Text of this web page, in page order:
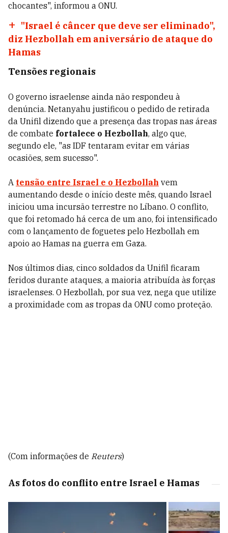
chocantes", informou a ONU.
"Israel é câncer que deve ser eliminado",
diz Hezbollah em aniversário de ataque do
Hamas
Tensões regionais
O governo israelense ainda não respondeu à
denúncia. Netanyahu justificou o pedido de retirada
da Unifil dizendo que a presença das tropas nas áreas
de combate fortalece o Hezbollah, algo que,
segundo ele, "as IDF tentaram evitar em várias
ocasiões, sem sucesso".
A tensão entre Israel e o Hezbollah vem
aumentando desde o início deste mês, quando Israel
iniciou uma incursão terrestre no Líbano. O conflito,
que foi retomado há cerca de um ano, foi intensificado
com o lançamento de foguetes pelo Hezbollah em
apoio ao Hamas na guerra em Gaza.
Nos últimos dias, cinco soldados da Unifil ficaram
feridos durante ataques, a maioria atribuída às forças
israelenses. O Hezbollah, por sua vez, nega que utilize
a proximidade com as tropas da ONU como proteção.
(Com informações de Reuters)
As fotos do conflito entre Israel e Hamas